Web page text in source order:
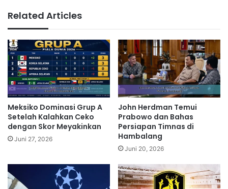
Related Articles
Meksiko Dominasi Grup A
Setelah Kalahkan Ceko
dengan Skor Meyakinkan
Juni 27, 2026
John Herdman Temui
Prabowo dan Bahas
Persiapan Timnas di
Hambalang
Juni 20, 2026